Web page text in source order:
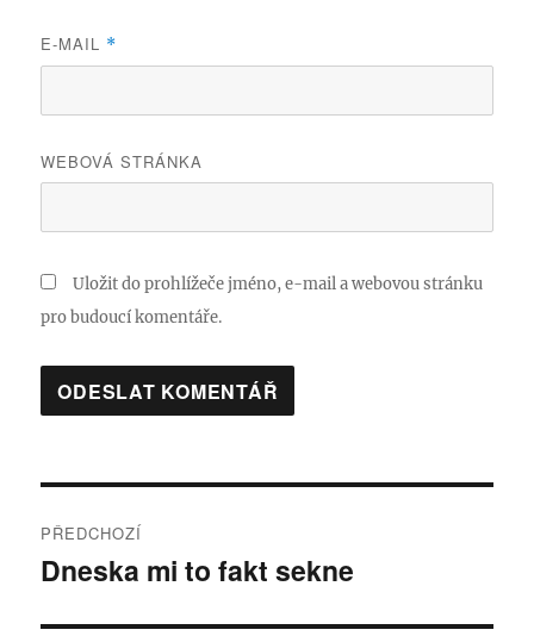
E-MAIL *
WEBOVÁ STRÁNKA
Uložit do prohlížeče jméno, e-mail a webovou stránku
pro budoucí komentáře.
pro
PŘEDCHOZÍ
Předchozí
Dneska mi to fakt sekne